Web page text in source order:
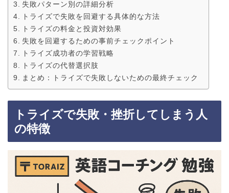
失敗パターン別の詳細分析
トライズで失敗を回避する具体的な方法
トライズの料金と投資対効果
失敗を回避するための事前チェックポイント
トライズ成功者の学習戦略
トライズの代替選択肢
まとめ：トライズで失敗しないための最終チェック
トライズで失敗・挫折してしまう人
の特徴